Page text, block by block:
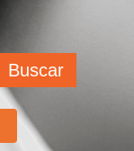
Buscar